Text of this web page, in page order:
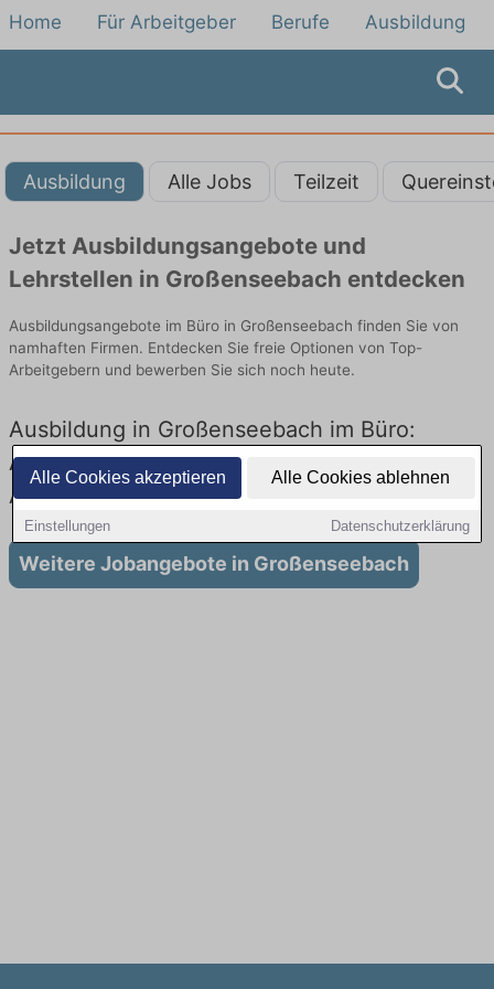
Alle Cookies akzeptieren Alle Cookies ablehnen
Einstellungen Datenschutzerklärung
Home Für Arbeitgeber Berufe Ausbildung
Ausbildung Alle Jobs Teilzeit
Jetzt Ausbildungsangebote und
Lehrstellen in Großenseebach entdecken
Ausbildungsangebote im Büro in Großenseebach finden Sie von
namhaften Firmen. Entdecken Sie freie Optionen von Top-
Arbeitgebern und bewerben Sie sich noch heute.
Ausbildung in Großenseebach im Büro:
Aktuell gibt es keine Stellenangebote für
Ausbildung in Großenseebach
Weitere Jobangebote in Großenseebach